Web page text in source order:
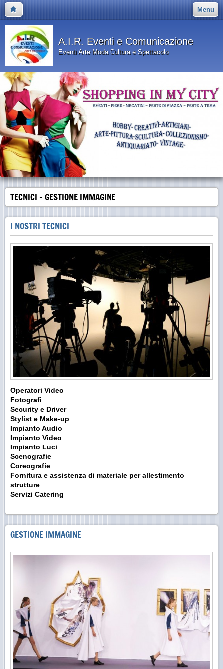
Menu
A.I.R. Eventi e Comunicazione
Eventi Arte Moda Cultura e Spettacolo
TECNICI - GESTIONE IMMAGINE
I NOSTRI TECNICI
Operatori Video
Fotografi
Security e Driver
Stylist e Make-up
Impianto Audio
Impianto Video
Impianto Luci
Scenografie
Coreografie
Fornitura e assistenza di materiale per allestimento
strutture
Servizi Catering
GESTIONE IMMAGINE